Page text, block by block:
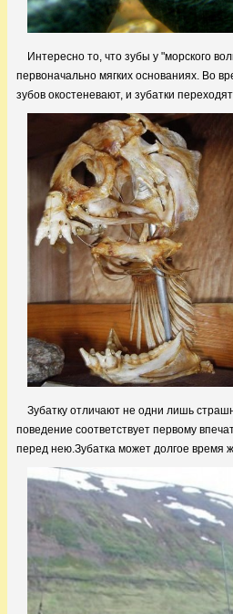
Интересно то, что зубы у "морского
первоначально мягких основаниях. Во
зубов окостеневают, и зубатки
Зубатку отличают не одни лишь
поведение соответствует первому
перед нею.Зубатка может долгое время